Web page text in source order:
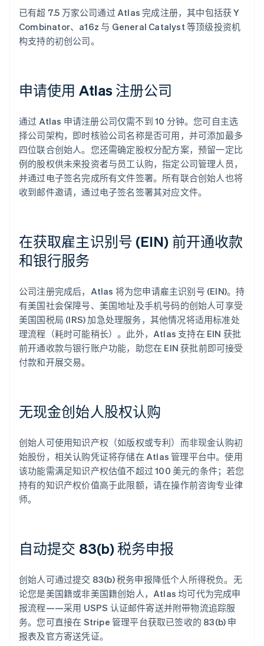
已有超 7.5 万家公司通过 Atlas 完成注册，其中包括获 Y
Combinator、a16z 与 General Catalyst 等顶级投资机
构支持的初创公司。
申请使用 Atlas 注册公司
通过 Atlas 申请注册公司仅需不到 10 分钟。您可自主选
择公司架构，即时核验公司名称是否可用，并可添加最多
四位联合创始人。您还需确定股权分配方案，预留一定比
例的股权供未来投资者与员工认购，指定公司管理人员，
并通过电子签名完成所有文件签署。所有联合创始人也将
收到邮件邀请，通过电子签名签署其对应文件。
在获取雇主识别号 (EIN) 前开通收款
和银行服务
公司注册完成后，Atlas 将为您申请雇主识别号 (EIN)。持
有美国社会保障号、美国地址及手机号码的创始人可享受
美国国税局 (IRS) 加急处理服务，其他情况将适用标准处
理流程（耗时可能稍长）。此外，Atlas 支持在 EIN 获批
前开通收款与银行账户功能，助您在 EIN 获批前即可接受
付款和开展交易。
无现金创始人股权认购
创始人可使用知识产权（如版权或专利）而非现金认购初
始股份，相关认购凭证将存储在 Atlas 管理平台中。使用
该功能需满足知识产权估值不超过 100 美元的条件；若您
持有的知识产权价值高于此限额，请在操作前咨询专业律
师。
自动提交 83(b) 税务申报
创始人可通过提交 83(b) 税务申报降低个人所得税负。无
论您是美国籍或非美国籍创始人，Atlas 均可代为完成申
报流程——采用 USPS 认证邮件寄送并附带物流追踪服
务。您可直接在 Stripe 管理平台获取已签收的 83(b) 申
报表及官方寄送凭证。